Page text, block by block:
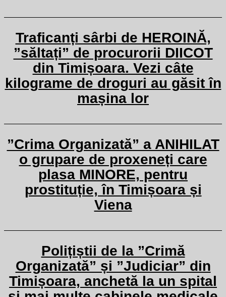
Traficanți sârbi de HEROINĂ,
”săltați” de procurorii DIICOT
din Timișoara. Vezi câte
kilograme de droguri au găsit în
mașina lor
”Crima Organizată” a ANIHILAT
o grupare de proxeneți care
plasa MINORE, pentru
prostituție, în Timișoara și
Viena
Polițiștii de la ”Crimă
Organizată” și ”Judiciar” din
Timișoara, anchetă la un spital